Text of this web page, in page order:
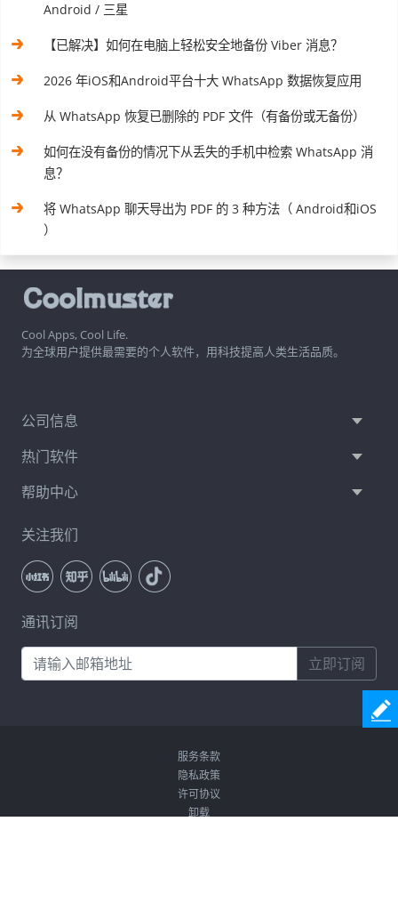
Android / 三星
【已解决】如何在电脑上轻松安全地备份 Viber 消息？
2026 年iOS和Android平台十大 WhatsApp 数据恢复应用
从 WhatsApp 恢复已删除的 PDF 文件（有备份或无备份）
如何在没有备份的情况下从丢失的手机中检索 WhatsApp 消
息？
将 WhatsApp 聊天导出为 PDF 的 3 种方法（ Android和iOS
）
Cool Apps, Cool Life.
为全球用户提供最需要的个人软件，用科技提高人类生活品质。
公司信息
热门软件
帮助中心
关注我们
通讯订阅
立即订阅
服务条款
隐私政策
许可协议
卸载